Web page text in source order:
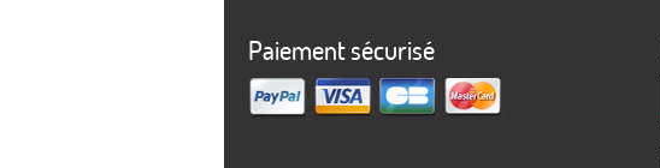
Paiement sécurisé